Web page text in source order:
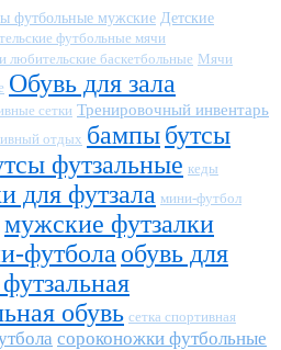
футбольные мужские Детские
футбольные мячи
любительские баскетбольные Мячи
Обувь для зала
сетки Тренировочный инвентарь
отдых бампыбутсы
футзальные кеды
для футзала мини-футбол
мужские футзалки
футбола обувь для
обувь сетка спортивная
сороконожки футбольные